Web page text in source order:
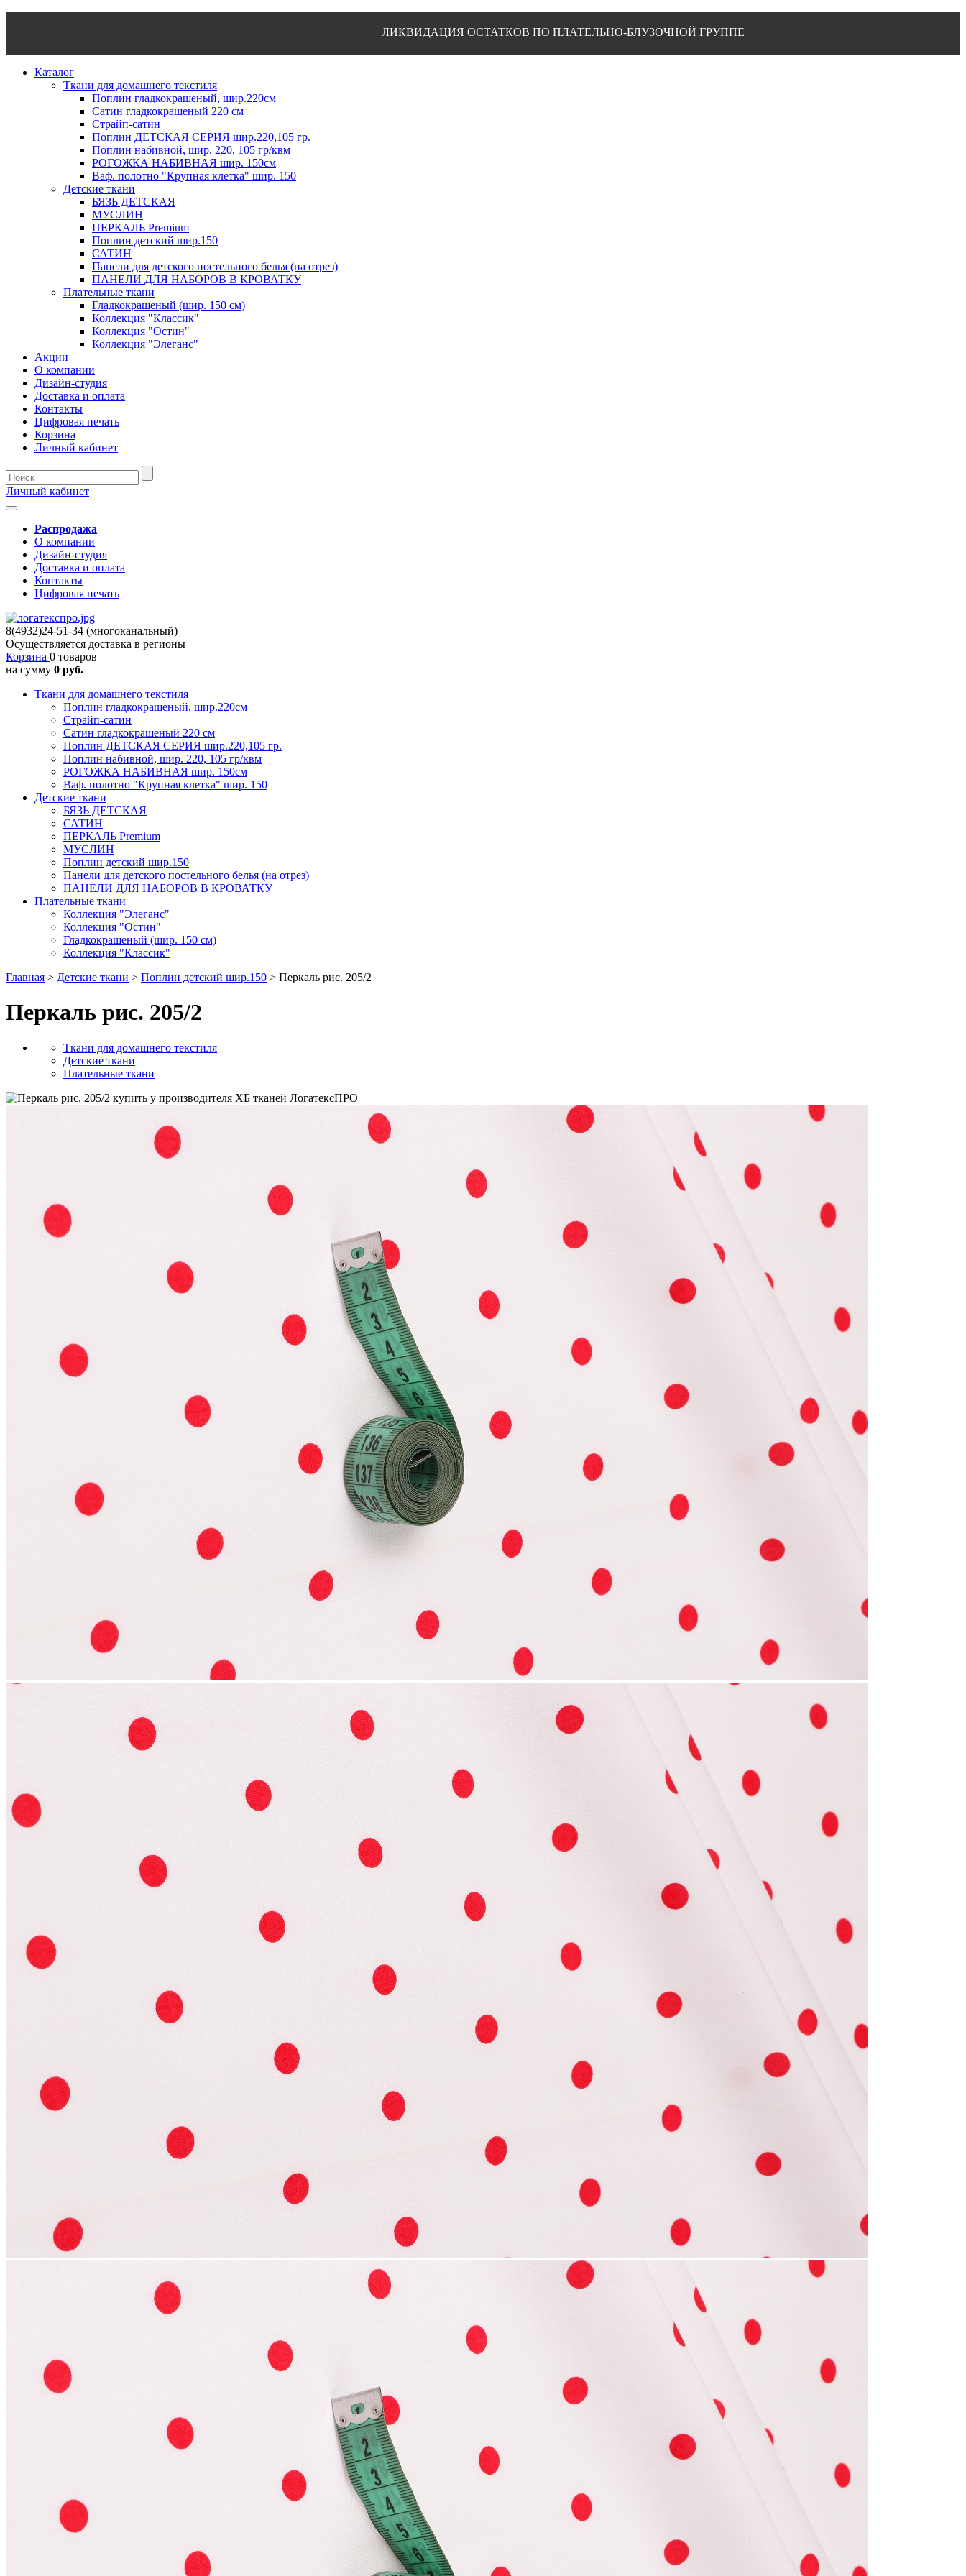
ЛИКВИДАЦИЯ ОСТАТКОВ ПО ПЛАТЕЛЬНО-БЛУЗОЧНОЙ ГРУППЕ
Каталог
Ткани для домашнего текстиля
Поплин гладкокрашеный, шир.220см
Сатин гладкокрашеный 220 см
Страйп-сатин
Поплин ДЕТСКАЯ СЕРИЯ шир.220,105 гр.
Поплин набивной, шир. 220, 105 гр/квм
РОГОЖКА НАБИВНАЯ шир. 150см
Ваф. полотно "Крупная клетка" шир. 150
Детские ткани
БЯЗЬ ДЕТСКАЯ
МУСЛИН
ПЕРКАЛЬ Premium
Поплин детский шир.150
САТИН
Панели для детского постельного белья (на отрез)
ПАНЕЛИ ДЛЯ НАБОРОВ В КРОВАТКУ
Плательные ткани
Гладкокрашеный (шир. 150 см)
Коллекция "Классик"
Коллекция "Остин"
Коллекция "Элеганс"
Акции
О компании
Дизайн-студия
Доставка и оплата
Контакты
Цифровая печать
Корзина
Личный кабинет
Личный кабинет
Распродажа
О компании
Дизайн-студия
Доставка и оплата
Контакты
Цифровая печать
8(4932)24-51-34 (многоканальный)
Осуществляется доставка в регионы
Корзина 0 товаров
на сумму 0 руб.
Ткани для домашнего текстиля
Поплин гладкокрашеный, шир.220см
Страйп-сатин
Сатин гладкокрашеный 220 см
Поплин ДЕТСКАЯ СЕРИЯ шир.220,105 гр.
Поплин набивной, шир. 220, 105 гр/квм
РОГОЖКА НАБИВНАЯ шир. 150см
Ваф. полотно "Крупная клетка" шир. 150
Детские ткани
БЯЗЬ ДЕТСКАЯ
САТИН
ПЕРКАЛЬ Premium
МУСЛИН
Поплин детский шир.150
Панели для детского постельного белья (на отрез)
ПАНЕЛИ ДЛЯ НАБОРОВ В КРОВАТКУ
Плательные ткани
Коллекция "Элеганс"
Коллекция "Остин"
Гладкокрашеный (шир. 150 см)
Коллекция "Классик"
Главная > Детские ткани > Поплин детский шир.150 > Перкаль рис. 205/2
Перкаль рис. 205/2
Ткани для домашнего текстиля
Детские ткани
Плательные ткани